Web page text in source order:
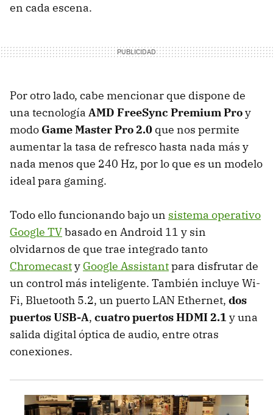
en cada escena.
Por otro lado, cabe mencionar que dispone de
una tecnología AMD FreeSync Premium Proy
modo Game Master Pro 2.0 que nos permite
aumentar la tasa de refresco hasta nada más y
nada menos que 240 Hz, por lo que es un modelo
ideal para gaming.
Todo ello funcionando bajo un sistema operativo
Google TVbasado en Android 11 y sin
olvidarnos de que trae integrado tanto
Chromecasty Google Assistantpara disfrutar de
un control más inteligente. También incluye Wi-
Fi, Bluetooth 5.2, un puerto LAN Ethernet, dos
puertos USB-A, cuatro puertos HDMI 2.1 y una
salida digital óptica de audio, entre otras
conexiones.